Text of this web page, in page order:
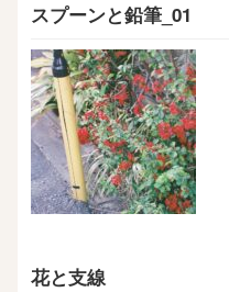
スプーンと鉛筆_01
花と支線